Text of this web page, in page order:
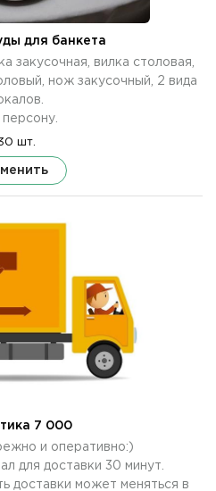
для банкета
закусочная, вилка столовая,
нож закусочный, 2 вида
персону.
шт.
7 000
и оперативно:)
для доставки 30 минут.
доставки может меняться в